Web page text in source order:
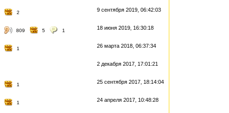
2 9 сентября 2019, 06:42:03
809 5 1 18 июня 2019, 16:30:18
1 26 марта 2018, 06:37:34
2 декабря 2017, 17:01:21
1 25 сентября 2017, 18:14:04
1 24 апреля 2017, 10:48:28